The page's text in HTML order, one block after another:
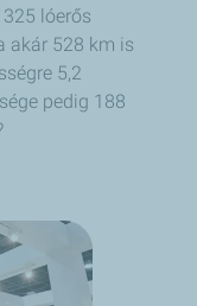
lóerős
akár 528 km is
5,2
pedig 188